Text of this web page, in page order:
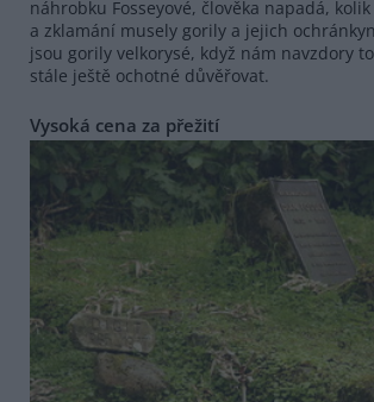
náhrobku Fosseyové, člověka napadá,
a zklamání musely gorily a jejich
jsou gorily velkorysé, když nám navzdory
stále ještě ochotné důvěřovat.
Vysoká cena za přežití